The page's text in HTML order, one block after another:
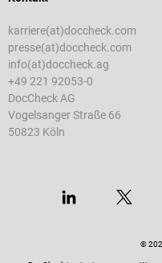
karriere(at)doccheck.com
presse(at)doccheck.com
info(at)doccheck.ag
+49 221 92053-0
DocCheck AG
Vogelsanger Straße 66
50823 Köln
©